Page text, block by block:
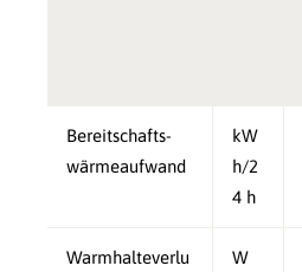
Bereitschafts-
wärmeaufwand
kW
h/2
4 h
Warmhalteverlu
W